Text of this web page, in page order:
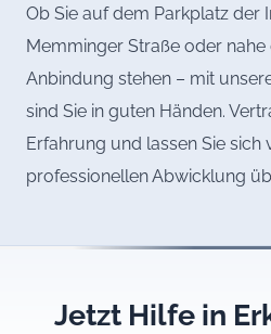
Ob Sie auf dem Parkplatz der
Memminger Straße oder
Anbindung stehen – mit
sind Sie in guten Händen.
Erfahrung und lassen Sie
professionellen Abwicklung
Jetzt Hilfe in